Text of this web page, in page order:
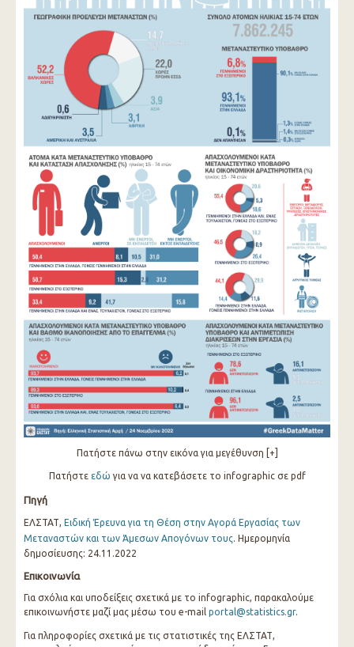
Πατήστε πάνω στην εικόνα για μεγέθυνση [+]
Πατήστε εδώ για να να κατεβάσετε το infographic σε pdf
Πηγή
ΕΛΣΤΑΤ, Ειδική Έρευνα για τη Θέση στην Αγορά Εργασίας των
Μεταναστών και των Άμεσων Απογόνων τους. Ημερομηνία
δημοσίευσης: 24.11.2022
Επικοινωνία
Για σχόλια και υποδείξεις σχετικά με το infographic, παρακαλούμε
επικοινωνήστε μαζί μας μέσω του e-mail portal@statistics.gr.
Για πληροφορίες σχετικά με τις στατιστικές της ΕΛΣΤΑΤ,